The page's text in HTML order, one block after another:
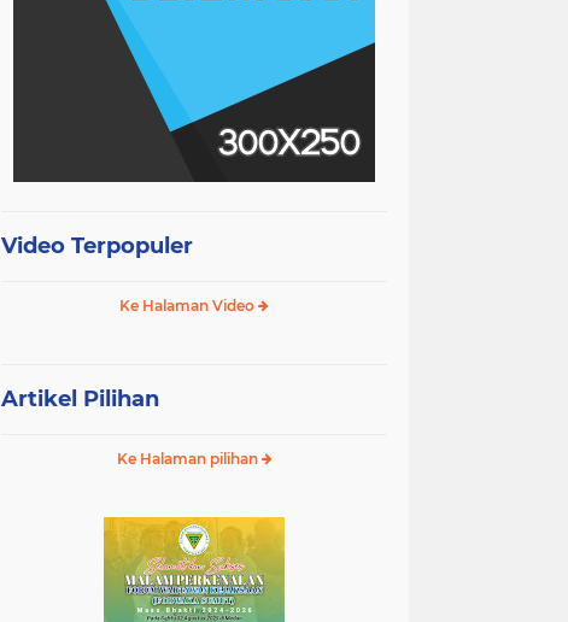
Video Terpopuler
Ke Halaman Video
Artikel Pilihan
Ke Halaman pilihan